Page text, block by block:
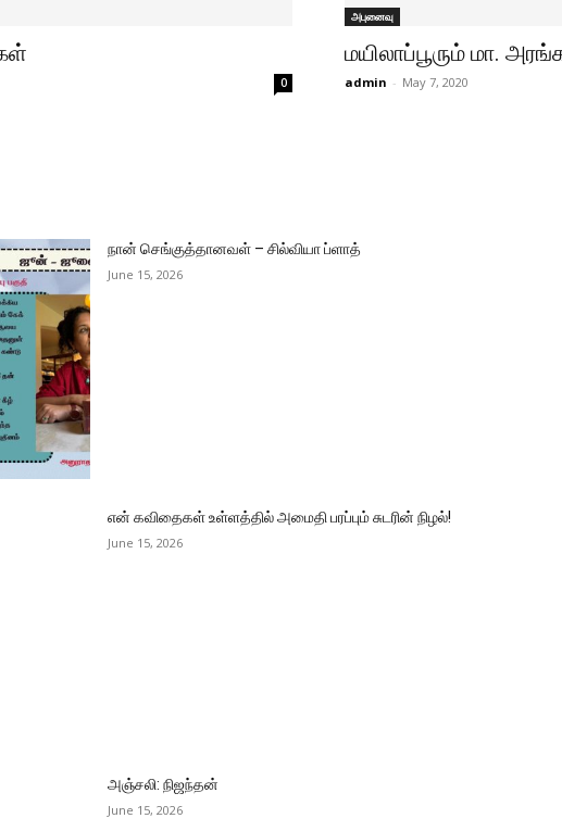
0
அபுனைவு
மயிலாப்பூரும் மா.
admin - May 7, 2020
நான் செங்குத்தானவள் – சில்வியா ப்ளாத்
June 15, 2026
என் கவிதைகள் உள்ளத்தில் அமைதி பரப்பும் சுடரின் நிழல்!
June 15, 2026
அஞ்சலி: நிஜந்தன்
June 15, 2026